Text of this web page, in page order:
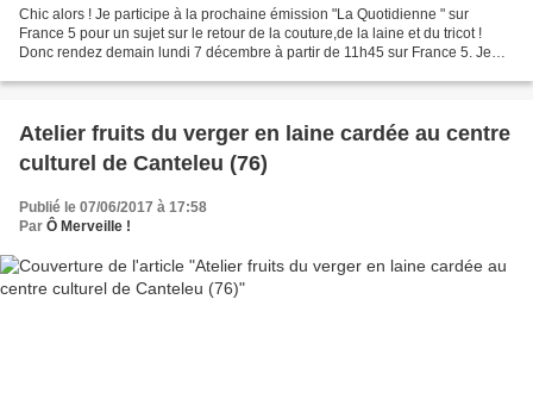
Chic alors ! Je participe à la prochaine émission "La Quotidienne " sur
France 5 pour un sujet sur le retour de la couture,de la laine et du tricot !
Donc rendez demain lundi 7 décembre à partir de 11h45 sur France 5. Je
Atelier fruits du verger en laine cardée au centre
culturel de Canteleu (76)
Publié le 07/06/2017 à 17:58
Par Ô Merveille !